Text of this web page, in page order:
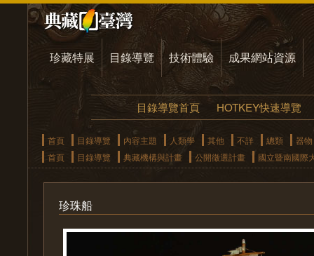
珍藏特展 目錄導覽 技術體驗 成果網站資源
目錄導覽首頁 HOTKEY快速導覽
首頁 目錄導覽 內容主題 人類學 其他 不詳 總類
器物
首頁
目錄導覽 典藏機構與計畫 公開徵選計畫 國立暨南國際
珍珠船